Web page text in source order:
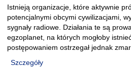
Istnieją organizacje, które aktywnie
potencjalnymi obcymi cywilizacjami,
sygnały radiowe. Działania te są
egzoplanet, na których mogłoby
postępowaniem ostrzegał jednak
Szczegóły